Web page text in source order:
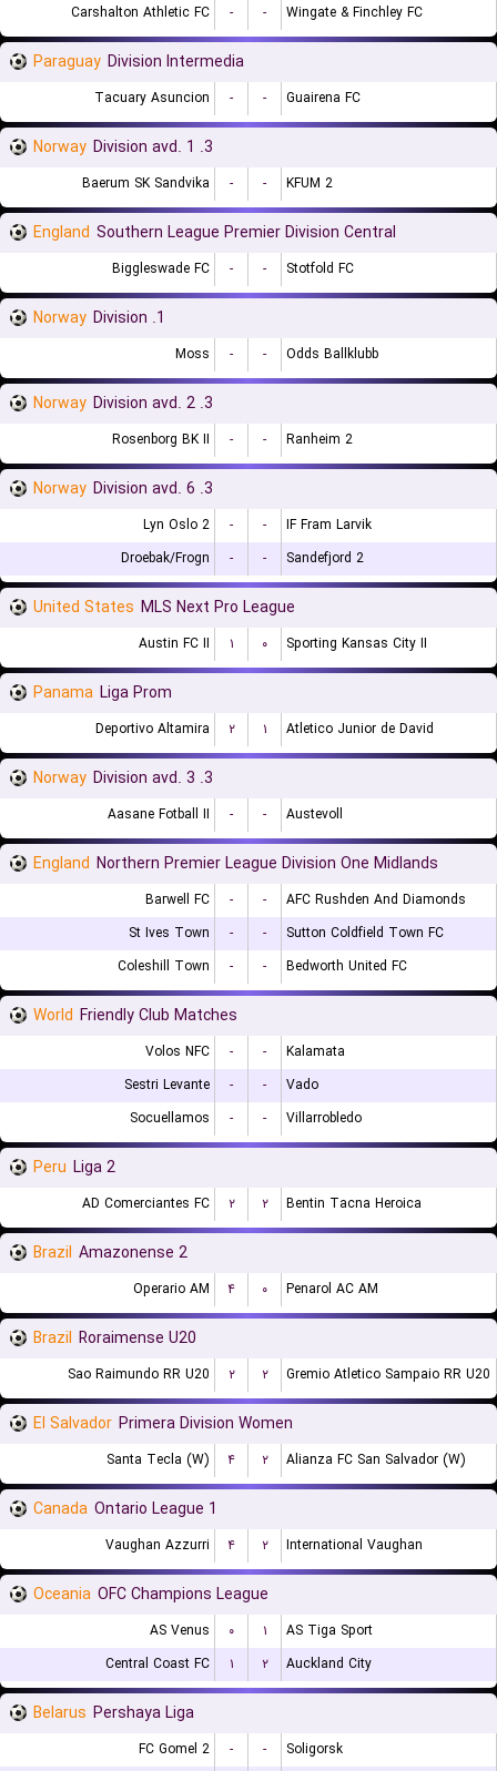
Carshalton Athletic FC - - Wingate & Finchley FC
Paraguay Division Intermedia
Tacuary Asuncion - - Guairena FC
Norway 3. Division avd. 1
Baerum SK Sandvika - - KFUM 2
England Southern League Premier Division Central
Biggleswade FC - - Stotfold FC
Norway 1. Division
Moss - - Odds Ballklubb
Norway 3. Division avd. 2
Rosenborg BK II - - Ranheim 2
Norway 3. Division avd. 6
Lyn Oslo 2 - -
IF Fram Larvik
Droebak/Frogn
- - Sandefjord 2
United States MLS Next Pro League
Austin FC II ۱ ۰ Sporting Kansas City II
Panama Liga Prom
Deportivo Altamira ۲ ۱ Atletico Junior de David
Norway 3. Division avd. 3
Aasane Fotball II - - Austevoll
England Northern Premier League Division One Midlands
Barwell FC - -
AFC Rushden And Diamonds
St Ives Town
- -
Sutton Coldfield Town FC
Coleshill Town
- - Bedworth United FC
World Friendly Club Matches
Volos NFC - -
Kalamata
Sestri Levante
- -
Vado
Socuellamos
- - Villarrobledo
Peru Liga 2
AD Comerciantes FC ۲ ۲ Bentin Tacna Heroica
Brazil Amazonense 2
Operario AM ۴ ۰ Penarol AC AM
Brazil Roraimense U20
Sao Raimundo RR U20 ۲ ۲ Gremio Atletico Sampaio RR U20
El Salvador Primera Division Women
Santa Tecla (W) ۴ ۲ Alianza FC San Salvador (W)
Canada Ontario League 1
Vaughan Azzurri ۴ ۲ International Vaughan
Oceania OFC Champions League
AS Venus ۰ ۱
AS Tiga Sport
Central Coast FC
۱ ۲ Auckland City
Belarus Pershaya Liga
FC Gomel 2 - - Soligorsk